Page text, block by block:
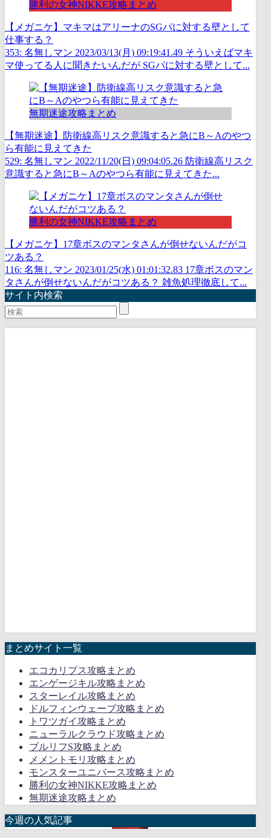
勝利の女神NIKKE攻略まとめ
【メガニケ】マキマはアリーナのSGパに対する壁として
仕事する？
353: 名無しマン 2023/03/13(月) 09:19:41.49 そういえばマキ
マ使ってる人に聞きたいんだが SGパに対する壁として...
無期迷途攻略まとめ
【無期迷途】防衛線高リスク意識すると急にB～Aのやつ
ら有能に見えてきた
529: 名無しマン 2022/11/20(日) 09:04:05.26 防衛線高リスク
意識すると急にB～Aのやつら有能に見えてきた...
勝利の女神NIKKE攻略まとめ
【メガニケ】17章ボスのマンタさんが倒せないんだがコ
ツある？
116: 名無しマン 2023/01/25(水) 01:01:32.83 17章ボスのマン
タさんが倒せないんだがコツある？ 雑魚処理徹底して...
サイト内検索
まとめサイト一覧
エコカリプス攻略まとめ
エンゲージキル攻略まとめ
スターレイル攻略まとめ
ドルフィンウェーブ攻略まとめ
トワツガイ攻略まとめ
ニューラルクラウド攻略まとめ
ブルリフS攻略まとめ
メメントモリ攻略まとめ
モンスターユニバース攻略まとめ
勝利の女神NIKKE攻略まとめ
無期迷途攻略まとめ
今週の人気記事